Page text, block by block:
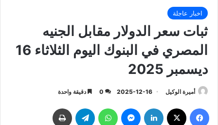
اخبار عاجلة
ثبات سعر الدولار مقابل الجنيه
المصري في البنوك اليوم الثلاثاء 16
ديسمبر 2025
أميرة الوكيل 2025-12-16
0 دقيقة واحدة